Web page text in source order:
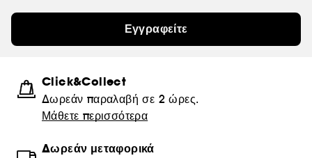
Εγγραφείτε
Click&Collect
Δωρεάν παραλαβή σε 2 ώρες.
Μάθετε περισσότερα
Δωρεάν μεταφορικά